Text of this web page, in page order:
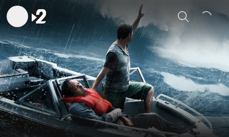
Sök